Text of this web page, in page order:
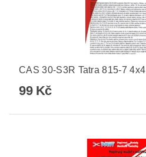
CAS 30-S3R Tatra 815-7 4x4
99 Kč